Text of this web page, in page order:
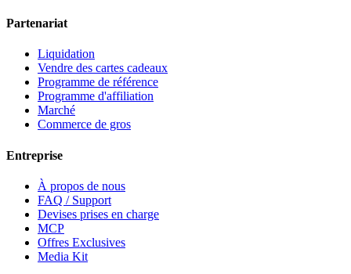
Partenariat
Liquidation
Vendre des cartes cadeaux
Programme de référence
Programme d'affiliation
Marché
Commerce de gros
Entreprise
À propos de nous
FAQ / Support
Devises prises en charge
MCP
Offres Exclusives
Media Kit